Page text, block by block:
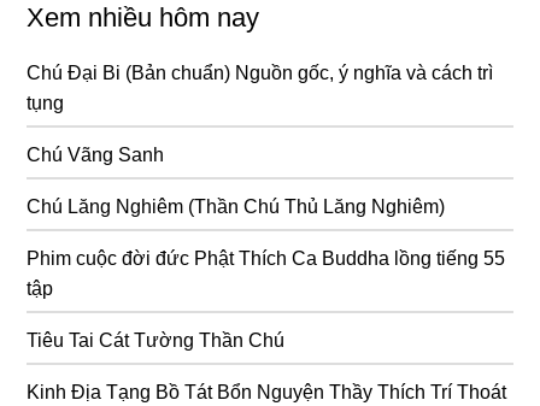
Xem nhiều hôm nay
Chú Đại Bi (Bản chuẩn) Nguồn gốc, ý nghĩa và cách trì
tụng
Chú Vãng Sanh
Chú Lăng Nghiêm (Thần Chú Thủ Lăng Nghiêm)
Phim cuộc đời đức Phật Thích Ca Buddha lồng tiếng 55
tập
Tiêu Tai Cát Tường Thần Chú
Kinh Địa Tạng Bồ Tát Bổn Nguyện Thầy Thích Trí Thoát